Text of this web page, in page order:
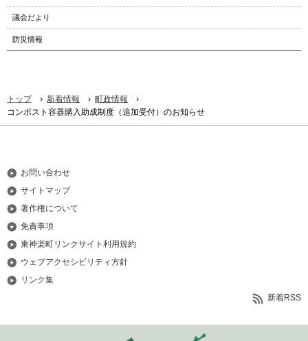
議会だより
防災情報
トップ › 新着情報 › 町政情報
›
コンポスト容器購入助成制度（追加受付）のお知らせ
お問い合わせ
サイトマップ
著作権について
免責事項
東神楽町リンクサイト利用規約
ウェブアクセシビリティ方針
リンク集
新着RSS